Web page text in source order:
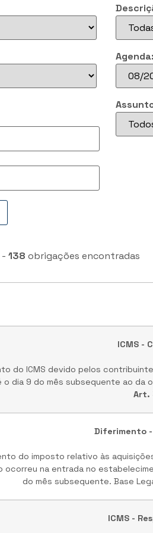
Agenda:
- 138 obrigações encontradas
ICMS -
do ICMS devido pelos
dia 9 do mês subsequente ao da
Art.
Diferimento
do imposto relativo às
ocorreu na entrada no
do mês subsequente. Base
ICMS -